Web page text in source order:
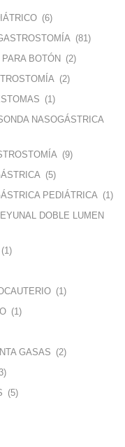
(6)
(81)
BOTÓN (2)
(2)
(1)
NASOGÁSTRICA
(9)
(5)
PEDIÁTRICA (1)
DOBLE LUMEN
(1)
(1)
(1)
GASAS (2)
(5)